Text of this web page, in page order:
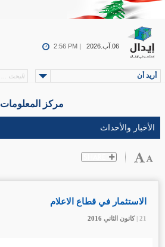
06.آب.2026 2:56 PM |
أريد أن
مركز المعلومات
21 | كانون الثاني
الاستثمار في قطاع الاعلام
21 | كانون الثاني 21 | كانون الثاني